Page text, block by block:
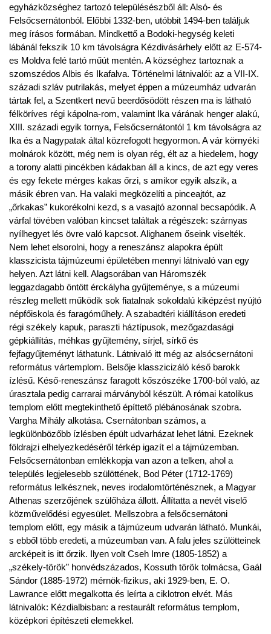
egyházközséghez tartozó településészből áll: Alsó- és
Felsőcsernátonból. Előbbi 1332-ben, utóbbit 1494-ben találjuk
meg írásos formában. Mindkettő a Bodoki-hegység keleti
lábánál fekszik 10 km távolságra Kézdivásárhely előtt az E-574-
es Moldva felé tartó műút mentén. A községhez tartoznak a
szomszédos Albis és Ikafalva. Történelmi látnivalói: az a VII-IX.
századi szláv putrilakás, melyet éppen a múzeumház udvarán
tártak fel, a Szentkert nevű beerdősödött részen ma is látható
félköríves régi kápolna-rom, valamint Ika várának henger alakú,
XIII. századi egyik tornya, Felsőcsernátontól 1 km távolságra az
Ika és a Nagypatak által közrefogott hegyormon. A vár környéki
molnárok között, még nem is olyan rég, élt az a hiedelem, hogy
a torony alatti pincékben kádakban áll a kincs, de azt egy veres
és egy fekete mérges kakas őrzi, s amikor egyik alszik, a
másik ébren van. Ha valaki megközelíti a pinceajtót, az
„őrkakas” kukorékolni kezd, s a vasajtó azonnal becsapódik. A
várfal tövében valóban kincset találtak a régészek: szárnyas
nyílhegyet lés övre való kapcsot. Alighanem őseink viselték.
Nem lehet elsorolni, hogy a reneszánsz alapokra épült
klasszicista tájmúzeumi épületében mennyi látnivaló van egy
helyen. Azt látni kell. Alagsorában van Háromszék
leggazdagabb öntött érckályha gyűjteménye, s a múzeumi
részleg mellett működik sok fiatalnak sokoldalú kiképzést nyújtó
népfőiskola és faragóműhely. A szabadtéri kiállításon eredeti
régi székely kapuk, paraszti háztípusok, mezőgazdasági
gépkiállítás, méhkas gyűjtemény, sírjel, sírkő és
fejfagyűjteményt láthatunk. Látnivaló itt még az alsócsernátoni
református vártemplom. Belsője klasszicizáló késő barokk
ízlésű. Késő-reneszánsz faragott kőszószéke 1700-ból való, az
úrasztala pedig carrarai márványból készült. A római katolikus
templom előtt megtekinthető építtető plébánosának szobra.
Vargha Mihály alkotása. Csernátonban számos, a
legkülönbözőbb ízlésben épült udvarházat lehet látni. Ezeknek
földrajzi elhelyezkedéséről térkép igazít el a tájmúzemban.
Felsőcsernátonban emlékkopja van azon a telken, ahol a
település legjelesebb szülöttének, Bod Péter (1712-1769)
református lelkésznek, neves irodalomtörténésznek, a Magyar
Athenas szerzőjének szülőháza állott. Állítatta a nevét viselő
közművelődési egyesület. Mellszobra a felsőcsernátoni
templom előtt, egy másik a tájmúzeum udvarán látható. Munkái,
s ebből több eredeti, a múzeumban van. A falu jeles szülötteinek
arcképeit is itt őrzik. Ilyen volt Cseh Imre (1805-1852) a
„székely-török” honvédszázados, Kossuth török tolmácsa, Gaál
Sándor (1885-1972) mérnök-fizikus, aki 1929-ben, E. O.
Lawrance előtt megalkotta és leírta a ciklotron elvét. Más
látnivalók: Kézdialbisban: a restaurált református templom,
középkori építészeti elemekkel.